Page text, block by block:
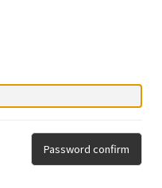
Password confirm